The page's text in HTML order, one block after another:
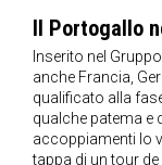
Il Portogallo
Inserito nel
anche Francia,
qualificato alla
qualche patema e
accoppiamenti lo
tappa di un tour